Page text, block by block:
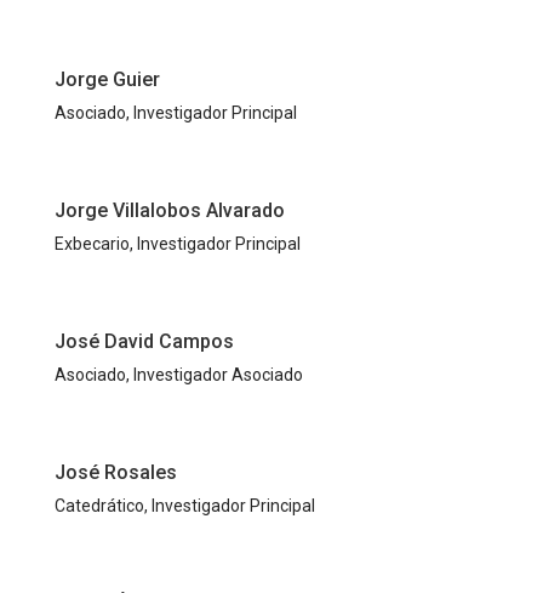
Jorge Guier
Asociado, Investigador Principal
Jorge Villalobos Alvarado
Exbecario, Investigador Principal
José David Campos
Asociado, Investigador Asociado
José Rosales
Catedrático, Investigador Principal